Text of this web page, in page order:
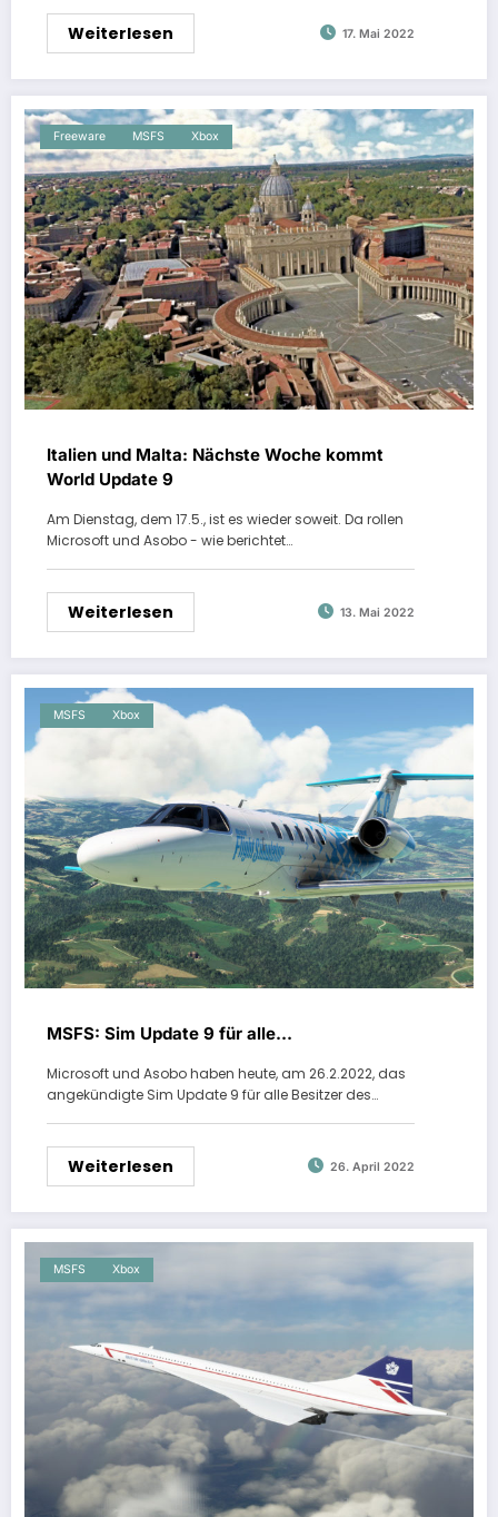
Weiterlesen 17. Mai 2022
Freeware MSFS Xbox
Italien und Malta: Nächste Woche kommt
World Update 9
Am Dienstag, dem 17.5., ist es wieder soweit. Da rollen
Microsoft und Asobo - wie berichtet…
Weiterlesen 13. Mai 2022
MSFS Xbox
MSFS: Sim Update 9 für alle…
Microsoft und Asobo haben heute, am 26.2.2022, das
angekündigte Sim Update 9 für alle Besitzer des…
Weiterlesen 26. April 2022
MSFS Xbox